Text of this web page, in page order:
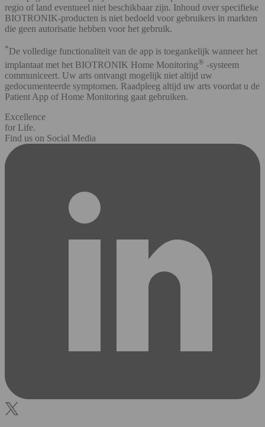
regio of land eventueel niet beschikbaar zijn. Inhoud over specifieke
BIOTRONIK-producten is niet bedoeld voor gebruikers in markten
die geen autorisatie hebben voor het gebruik.
*De volledige functionaliteit van de app is toegankelijk wanneer het
implantaat met het BIOTRONIK Home Monitoring® -systeem
communiceert. Uw arts ontvangt mogelijk niet altijd uw
gedocumenteerde symptomen. Raadpleeg altijd uw arts voordat u de
Patient App of Home Monitoring gaat gebruiken.
Excellence
for Life.
Find us on Social Media